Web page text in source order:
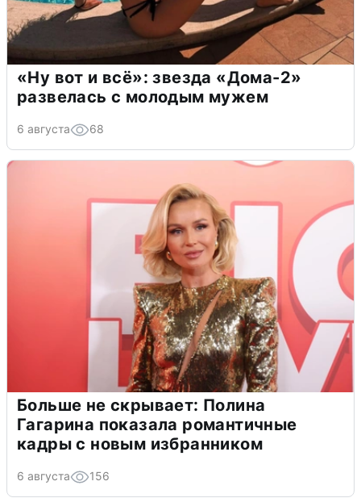
«Ну вот и всё»: звезда «Дома-2»
развелась с молодым мужем
6 августа 68
Больше не скрывает: Полина
Гагарина показала романтичные
кадры с новым избранником
6 августа 156